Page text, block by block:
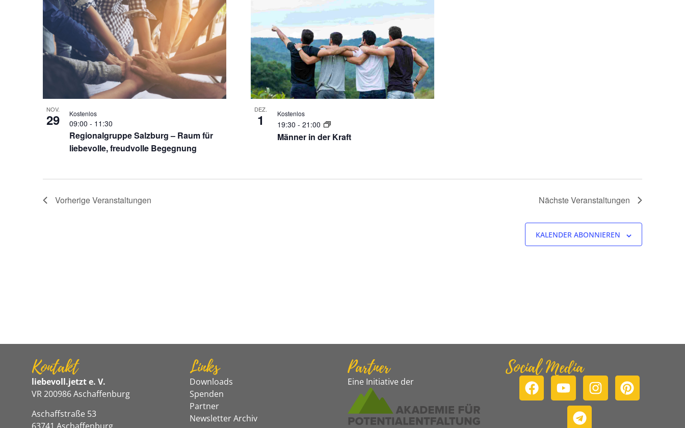
NOV.
29
Regionalgruppe Salzburg – Raum für
liebevolle, freudvolle Begegnung
09:00 - 11:30
Kostenlos DEZ.
1
Männer in der Kraft
19:30 - 21:00
Kostenlos
VorherigeVeranstaltungen NächsteVeranstaltungen
KALENDER ABONNIEREN
Kontakt
liebevoll.jetzt e. V.
VR 200986 Aschaffenburg
Aschaffstraße 53
Links
Downloads
Spenden
Partner
Newsletter Archiv
Partner
Eine Initiative der
Social Media